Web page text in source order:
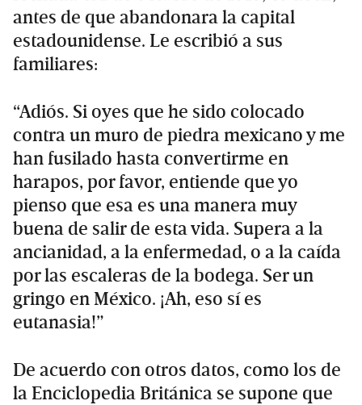
antes de que abandonara la capital
estadounidense. Le escribió a sus
familiares:
“Adiós. Si oyes que he sido colocado
contra un muro de piedra mexicano y me
han fusilado hasta convertirme en
harapos, por favor, entiende que yo
pienso que esa es una manera muy
buena de salir de esta vida. Supera a la
ancianidad, a la enfermedad, o a la caída
por las escaleras de la bodega. Ser un
gringo en México. ¡Ah, eso sí es
eutanasia!”
De acuerdo con otros datos, como los de
la Enciclopedia Británica se supone que